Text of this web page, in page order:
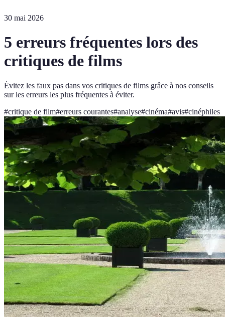
30 mai 2026
5 erreurs fréquentes lors des
critiques de films
Évitez les faux pas dans vos critiques de films grâce à nos conseils
sur les erreurs les plus fréquentes à éviter.
#critique de film#erreurs courantes#analyse#cinéma#avis#cinéphiles